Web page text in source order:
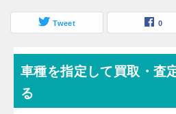
Tweet 0
車種を指定して買取・査
る